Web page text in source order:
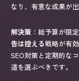
なり、有意な成果が出
解決策 ：総予算が限
告は控える戦略が有効
SEO対策と定期的な
道を選ぶべきです。